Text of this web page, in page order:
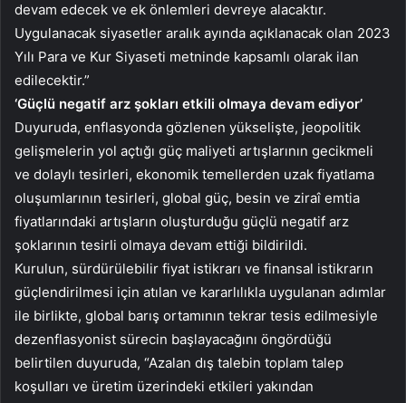
devam edecek ve ek önlemleri devreye alacaktır.
Uygulanacak siyasetler aralık ayında açıklanacak olan 2023
Yılı Para ve Kur Siyaseti metninde kapsamlı olarak ilan
edilecektir.”
‘Güçlü negatif arz şokları etkili olmaya devam ediyor’
Duyuruda, enflasyonda gözlenen yükselişte, jeopolitik
gelişmelerin yol açtığı güç maliyeti artışlarının gecikmeli
ve dolaylı tesirleri, ekonomik temellerden uzak fiyatlama
oluşumlarının tesirleri, global güç, besin ve ziraî emtia
fiyatlarındaki artışların oluşturduğu güçlü negatif arz
şoklarının tesirli olmaya devam ettiği bildirildi.
Kurulun, sürdürülebilir fiyat istikrarı ve finansal istikrarın
güçlendirilmesi için atılan ve kararlılıkla uygulanan adımlar
ile birlikte, global barış ortamının tekrar tesis edilmesiyle
dezenflasyonist sürecin başlayacağını öngördüğü
belirtilen duyuruda, “Azalan dış talebin toplam talep
koşulları ve üretim üzerindeki etkileri yakından